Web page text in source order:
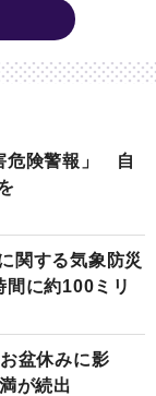
危険警報」 自
関する気象防災
に約100ミリ
盆休みに影
が続出